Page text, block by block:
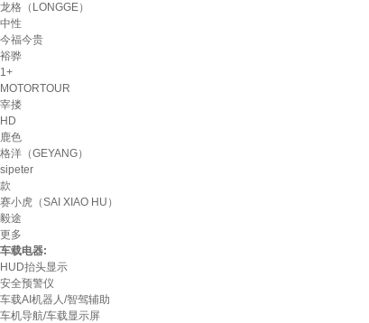
龙格（LONGGE）
中性
今福今贵
裕骅
1+
MOTORTOUR
宰搂
HD
鹿色
格洋（GEYANG）
sipeter
款
赛小虎（SAI XIAO HU）
毅途
更多
车载电器:
HUD抬头显示
安全预警仪
车载AI机器人/智驾辅助
车机导航/车载显示屏